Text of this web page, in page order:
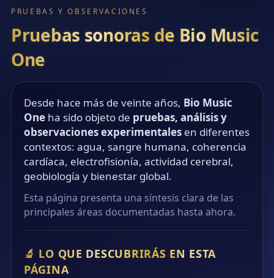
PRUEBAS Y OBSERVACIONES
Pruebas sonoras de Bio Music
One
Desde hace más de veinte años, Bio Music
One ha sido objeto de pruebas, análisis y
observaciones experimentales en diferentes
contextos: agua, sangre humana, coherencia
cardíaca, electrofisionía, actividad cerebral,
geobiología y bienestar global.
Esta página presenta una síntesis clara de las
principales áreas documentadas hasta ahora.
🔬 LO QUE DESCUBRIRÁS EN ESTA
PÁGINA